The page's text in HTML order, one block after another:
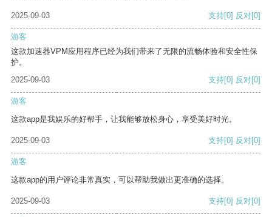
2025-09-03 支持[0] 反对[0]
游客
这款加速器VPM应用程序已经为我们带来了无限的流畅体验和安全性保
护。
2025-09-03
支持[0] 反对[0]
游客
这款app是我娱乐的好帮手，让我能够放松身心，享受美好时光。
2025-09-03 支持[0] 反对[0]
游客
这款app的用户评论非常真实，可以帮助我做出更准确的选择。
2025-09-03 支持[0] 反对[0]